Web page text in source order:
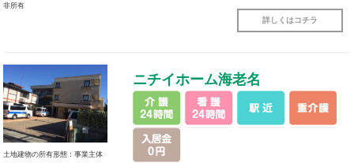
非所有
詳しくはコチラ
土地建物の所有形態：事業主体
ニチイホーム海老名